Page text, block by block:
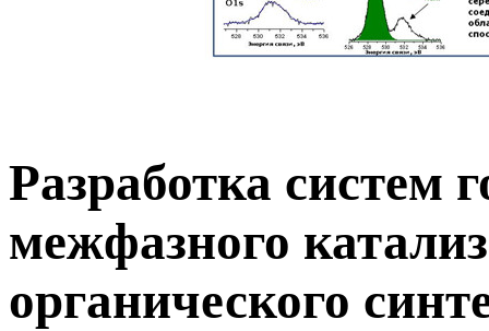
Разработка систем
межфазного
органического